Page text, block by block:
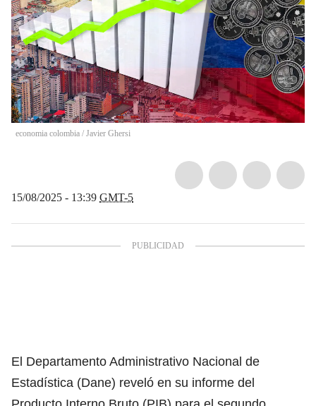
economia colombia / Javier Ghersi
15/08/2025 - 13:39 GMT-5
El Departamento Administrativo Nacional de
Estadística (Dane) reveló en su informe del